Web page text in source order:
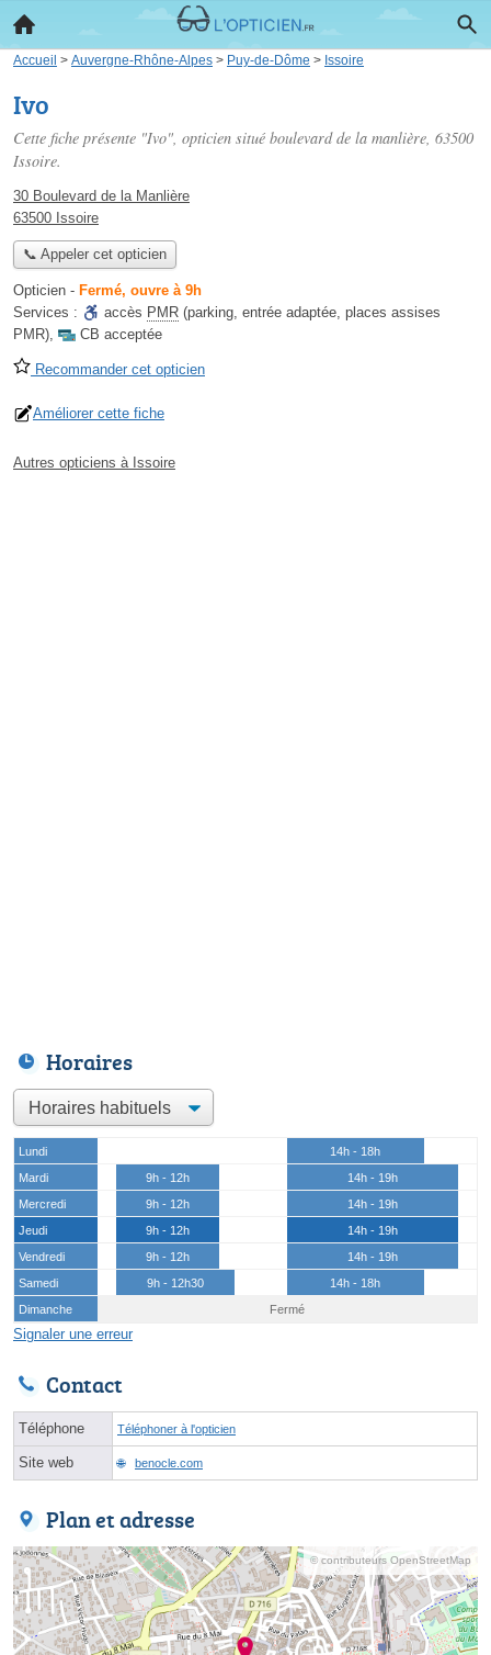
Accueil > Auvergne-Rhône-Alpes > Puy-de-Dôme > Issoire
Ivo
Cette fiche présente "Ivo", opticien situé boulevard de la manlière, 63500
Issoire.
30 Boulevard de la Manlière
63500 Issoire
📞 Appeler cet opticien
Opticien - Fermé, ouvre à 9h
Services :
accès PMR (parking, entrée adaptée, places assises
PMR), CB acceptée
Recommander cet opticien
Améliorer cette fiche
Autres opticiens à Issoire
Horaires
Lundi
14h - 18h
Mardi
9h - 12h
14h - 19h
Mercredi
9h - 12h
14h - 19h
Jeudi
9h - 12h
14h - 19h
Vendredi
9h - 12h
14h - 19h
Samedi
9h - 12h30
14h - 18h
Dimanche
Fermé
Signaler une erreur
Contact
Téléphone Téléphoner à l'opticien
Site web benocle.com
Plan et adresse
© contributeurs OpenStreetMap